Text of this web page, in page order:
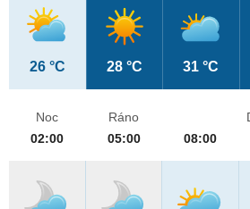
26 °C 28 °C 31 °C
Noc
02:00
Ráno
05:00
08:00